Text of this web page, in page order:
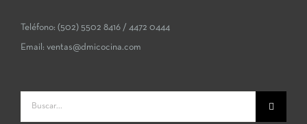
Teléfono: (502) 5502 8416 / 4472 0444
Email: ventas@dmicocina.com
Buscar: